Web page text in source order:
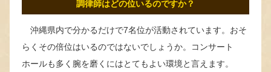
調律師はどの位いるのですか？
沖縄県内で分かるだけで7名位が活動されています。おそ
らくその倍位はいるのではないでしょうか。コンサート
ホールも多く腕を磨くにはとてもよい環境と言えます。